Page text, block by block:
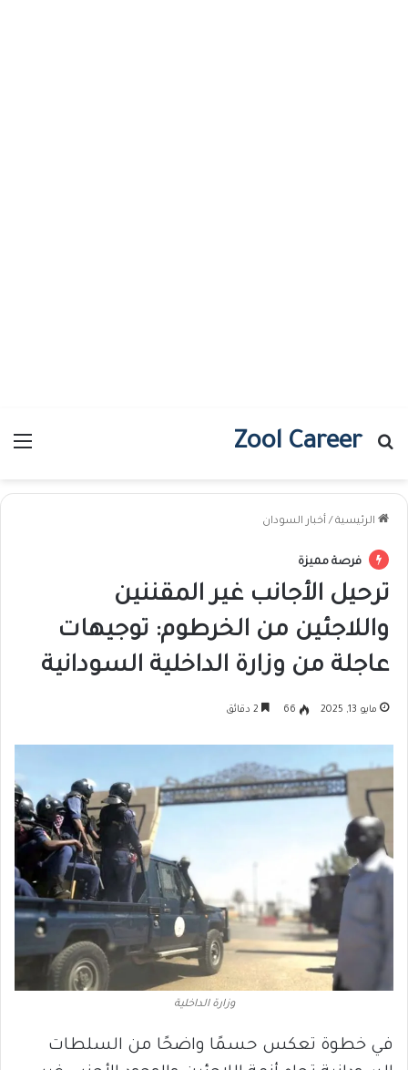
Zool Career
بحث عن
الرئيسية / أخبار السودان
فرصة مميزة
ترحيل الأجانب غير المقننين
واللاجئين من الخرطوم: توجيهات
عاجلة من وزارة الداخلية السودانية
مايو 13, 2025 66
وزارة الداخلية
في خطوة تعكس حسمًا واضحًا من السلطات